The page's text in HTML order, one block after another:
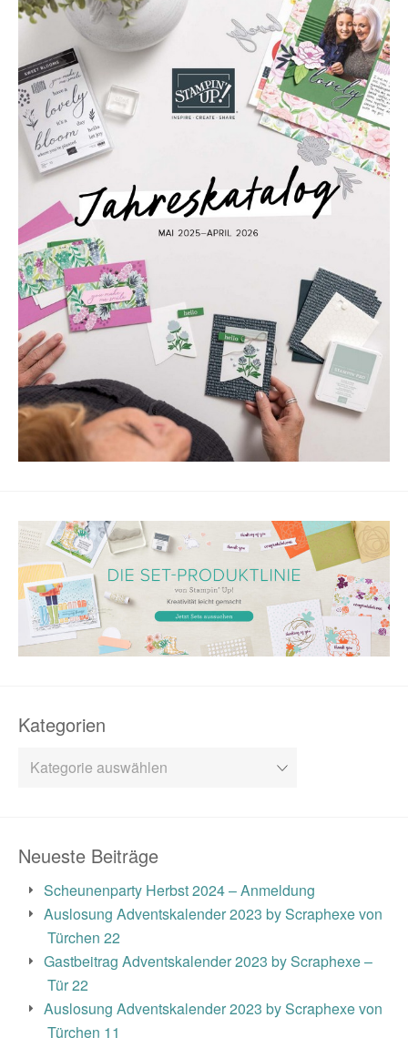
Kategorien
Kategorien
Neueste Beiträge
Scheunenparty Herbst 2024 – Anmeldung
Auslosung Adventskalender 2023 by Scraphexe von
Türchen 22
Gastbeitrag Adventskalender 2023 by Scraphexe –
Tür 22
Auslosung Adventskalender 2023 by Scraphexe von
Türchen 11